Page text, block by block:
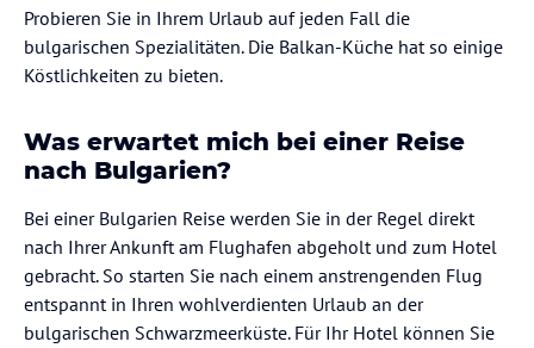
Probieren Sie in Ihrem Urlaub auf jeden Fall die
bulgarischen Spezialitäten. Die Balkan-Küche hat so einige
Köstlichkeiten zu bieten.
Was erwartet mich bei einer Reise
nach Bulgarien?
Bei einer Bulgarien Reise werden Sie in der Regel direkt
nach Ihrer Ankunft am Flughafen abgeholt und zum Hotel
gebracht. So starten Sie nach einem anstrengenden Flug
entspannt in Ihren wohlverdienten Urlaub an der
bulgarischen Schwarzmeerküste. Für Ihr Hotel können Sie